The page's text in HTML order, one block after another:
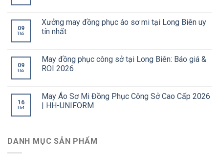
09
Th5
Xưởng may đồng phục áo sơ mi tại Long Biên uy
tín nhất
09
Th5
May đồng phục công sở tại Long Biên: Báo giá &
ROI 2026
16
Th4
May Áo Sơ Mi Đồng Phục Công Sở Cao Cấp 2026
| HH-UNIFORM
DANH MỤC SẢN PHẨM